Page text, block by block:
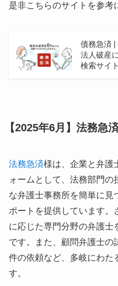
是非こちらのサイトを参
債務急済 |
法人破産
検索サイト
【2025年6月】法務急
法務急済様は、企業と弁護
ォームとして、法務部門の
な弁護士事務所を簡単に見
ポートを提供しています。
に応じた専門分野の弁護士
です。また、顧問弁護士の
件の依頼など、多岐にわた
す。